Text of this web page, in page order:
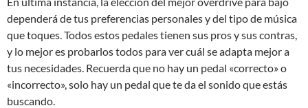
dependerá de tus preferencias personales y del tipo de música
que toques. Todos estos pedales tienen sus pros y sus contras,
y lo mejor es probarlos todos para ver cuál se adapta mejor a
tus necesidades. Recuerda que no hay un pedal «correcto» o
«incorrecto», solo hay un pedal que te da el sonido que estás
buscando.